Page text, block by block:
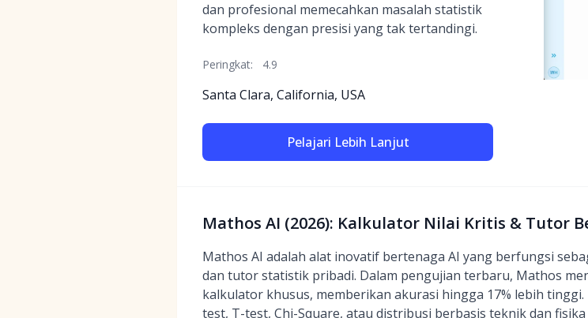
dan profesional memecahkan masalah statistik
kompleks dengan presisi yang tak tertandingi.
Peringkat: 4.9
Santa Clara, California, USA
Pelajari Lebih Lanjut
Mathos AI (2026): Kalkulator Nilai Kritis & Tutor
Mathos AI adalah alat inovatif bertenaga AI yang berfungsi
dan tutor statistik pribadi. Dalam pengujian terbaru, Mathos
kalkulator khusus, memberikan akurasi hingga 17% lebih
test, T-test, Chi-Square, atau distribusi berbasis teknik dan